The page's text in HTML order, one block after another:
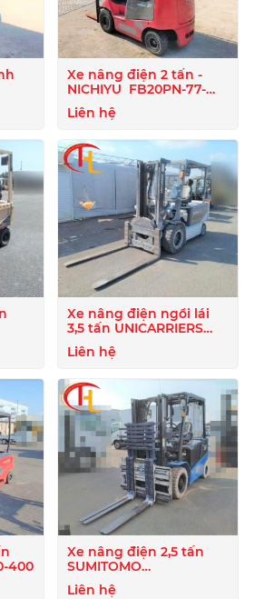
Xe nâng điện 2 tấn -
NICHIYU FB20PN-77-
400
Liên hệ
Xe nâng điện ngồi lái
3,5 tấn UNICARRIERS
FB35-8S
Liên hệ
400
Xe nâng điện 2,5 tấn
SUMITOMO
52FB25PGXⅢ-DUAL
Liên hệ